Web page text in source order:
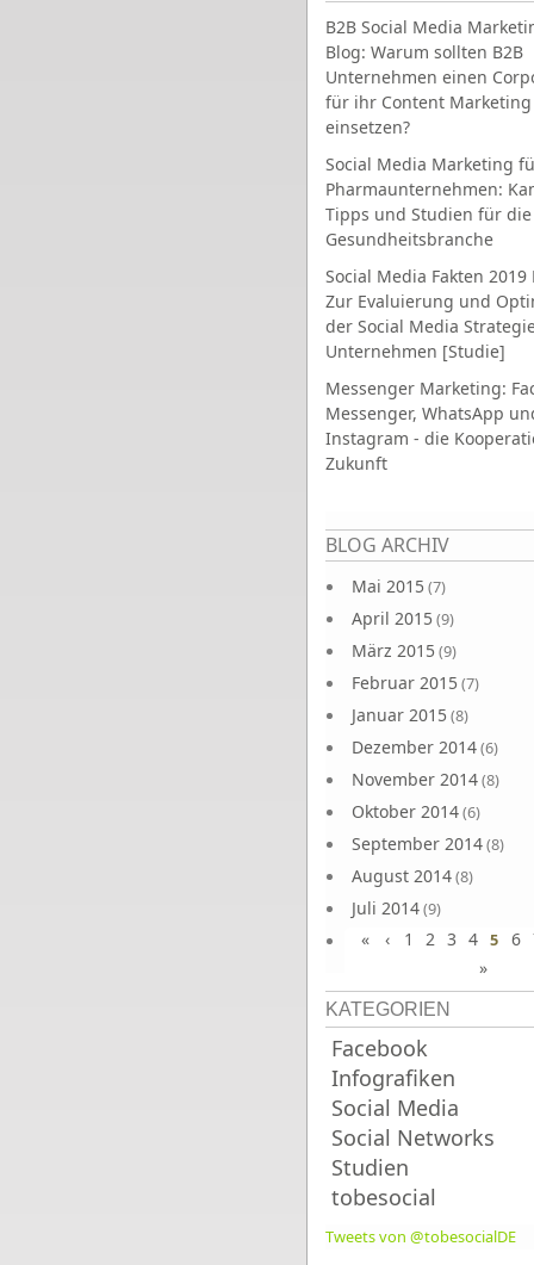
B2B Social Media
Blog: Warum sollten B2B
Unternehmen einen
für ihr Content Marketing
einsetzen?
Social Media Marketing
Pharmaunternehmen:
Tipps und Studien für die
Gesundheitsbranche
Social Media Fakten 2019
Zur Evaluierung und
der Social Media
Unternehmen [Studie]
Messenger Marketing:
Messenger, WhatsApp
Instagram - die
Zukunft
BLOG ARCHIV
Mai 2015(7)
April 2015(9)
März 2015(9)
Februar 2015(7)
Januar 2015(8)
Dezember 2014(6)
November 2014(8)
Oktober 2014(6)
September 2014(8)
August 2014(8)
Juli 2014(9)
Juni 2014(8)
Seiten
« ‹ 1 2 3 4 5 6
»
KATEGORIEN
Facebook
Infografiken
Social Media
Social Networks
Studien
tobesocial
Tweets von @tobesocialDE